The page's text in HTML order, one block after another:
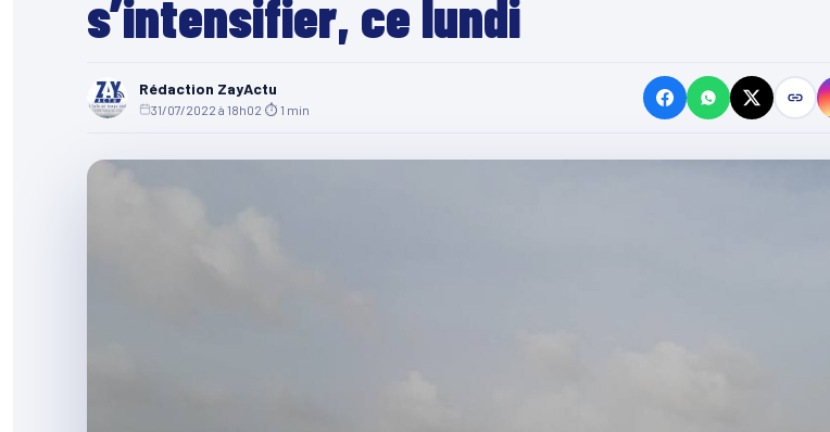
s’intensifier, ce lundi
Rédaction ZayActu
31/07/2022 à 18h02 ⏱ 1 min